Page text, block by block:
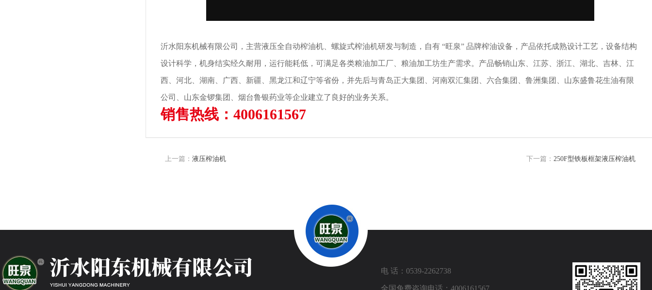
沂水阳东机械有限公司，主营液压全自动榨油机、螺旋式榨油机研发与制造，自有 “旺泉” 品牌榨油设备，产品依托成熟设计工艺，设备结构
设计科学，机身结实经久耐用，运行能耗低，可满足各类粮油加工厂、粮油加工坊生产需求。产品畅销山东、江苏、浙江、湖北、吉林、江
西、河北、湖南、广西、新疆、黑龙江和辽宁等省份，并先后与青岛正大集团、河南双汇集团、六合集团、鲁洲集团、山东盛鲁花生油有限
公司、山东金锣集团、烟台鲁银药业等企业建立了良好的业务关系。
销售热线：4006161567
上一篇： 液压榨油机 下一篇： 250F型铁板框架液压榨油机
电 话：0539-2262738
全国免费咨询电话：4006161567